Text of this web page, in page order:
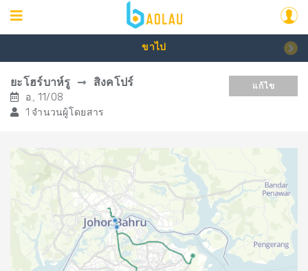
ขาไป
ยะโฮร์บาห์รู สิงคโปร์
อ., 11/08
1 จำนวนผู้โดยสาร
แก้ไข